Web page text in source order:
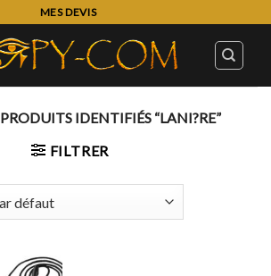
MES DEVIS
PRODUITS IDENTIFIÉS “LANI?RE”
FILTRER